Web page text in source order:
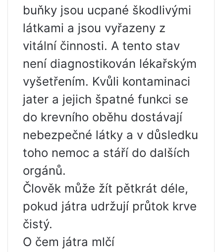
buňky jsou ucpané škodlivými
látkami a jsou vyřazeny z
vitální činnosti. A tento stav
není diagnostikován lékařským
vyšetřením. Kvůli kontaminaci
jater a jejich špatné funkci se
do krevního oběhu dostávají
nebezpečné látky a v důsledku
toho nemoc a stáří do dalších
orgánů.
Člověk může žít pětkrát déle,
pokud játra udržují průtok krve
čistý.
O čem játra mlčí